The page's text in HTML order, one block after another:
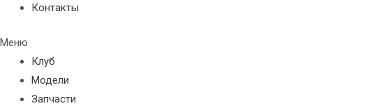
Контакты
Меню
Клуб
Модели
Запчасти